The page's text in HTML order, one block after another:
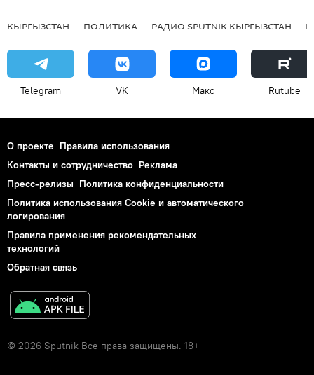
КЫРГЫЗСТАН ПОЛИТИКА РАДИО SPUTNIK КЫРГЫЗСТАН
Telegram VK Макс Rutube
О проекте Правила использования
Контакты и сотрудничество Реклама
Пресс-релизы Политика конфиденциальности
Политика использования Cookie и автоматического
логирования
Правила применения рекомендательных
технологий
Обратная связь
© 2026 Sputnik Все права защищены. 18+